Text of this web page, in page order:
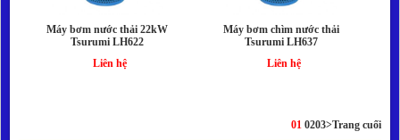
Máy bơm nước thải 22kW
Tsurumi LH622
Liên hệ
Máy bơm chìm nước thải
Tsurumi LH637
Liên hệ
01 0203>Trang cuối